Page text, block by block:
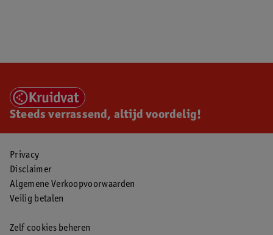
Steeds verrassend, altijd voordelig!
Privacy
Disclaimer
Algemene Verkoopvoorwaarden
Veilig betalen
Zelf cookies beheren